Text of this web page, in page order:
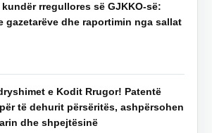
rregullores së GJKKO-së:
gazetarëve dhe raportimin nga sallat
e Kodit Rrugor! Patentë
të dehurit përsëritës, ashpërsohen
dhe shpejtësinë